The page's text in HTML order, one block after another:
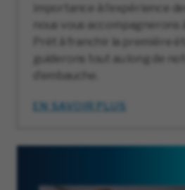
importance à l’expérience
nous vous accompagnerons
Prêt à franchir la première
guiderons tout au long de
d’embauche.
EN SAVOIR PLUS